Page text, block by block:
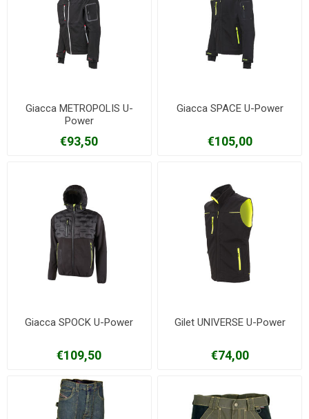
Giacca METROPOLIS U-
Power
€93,50
Giacca SPACE U-Power
€105,00
Giacca SPOCK U-Power
€109,50
Gilet UNIVERSE U-Power
€74,00